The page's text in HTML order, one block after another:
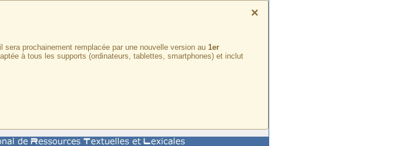
×
prochainement remplacée par une nouvelle version au 1er
à tous les supports (ordinateurs, tablettes, smartphones) et inclut